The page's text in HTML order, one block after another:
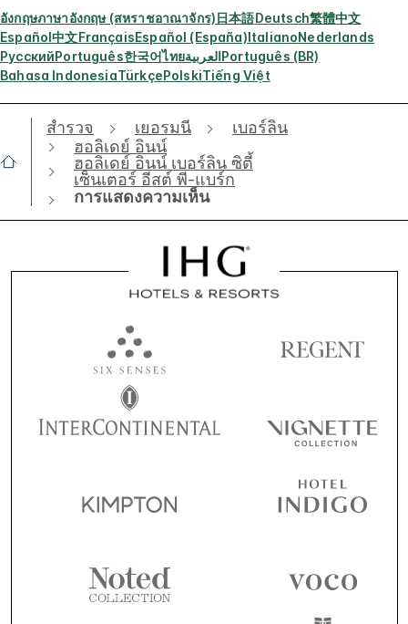
อังกฤษภาษาอังกฤษ (สหราชอาณาจักร)日本語Deutsch繁體中文
Español中文FrançaisEspañol (España)ItalianoNederlands
РусскийPortuguês한국어ไทยالعربيةPortuguês (BR)
Bahasa IndonesiaTürkçePolskiTiếng Việt
สำรวจ เยอรมนี
เบอร์ลิน
ฮอลิเดย์ อินน์
ฮอลิเดย์ อินน์ เบอร์ลิน ซิตี้
เซ็นเตอร์ อีสต์ พี-แบร์ก
การแสดงความเห็น